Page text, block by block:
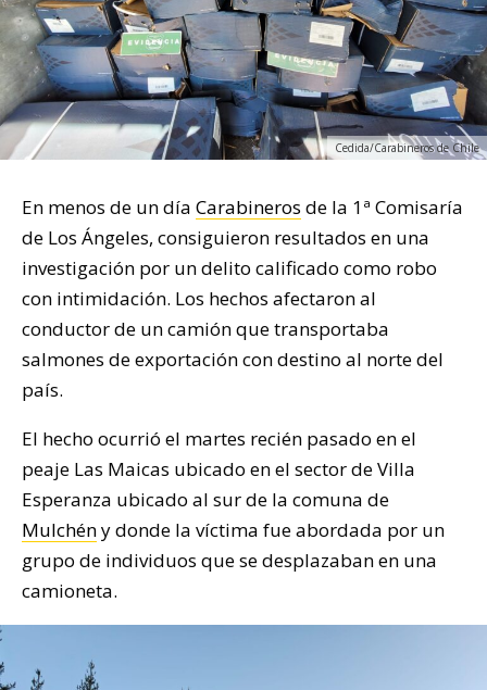
Cedida/Carabineros de Chile
En menos de un día Carabineros de la 1ª Comisaría
de Los Ángeles, consiguieron resultados en una
investigación por un delito calificado como robo
con intimidación. Los hechos afectaron al
conductor de un camión que transportaba
salmones de exportación con destino al norte del
país.
El hecho ocurrió el martes recién pasado en el
peaje Las Maicas ubicado en el sector de Villa
Esperanza ubicado al sur de la comuna de
Mulchény donde la víctima fue abordada por un
grupo de individuos que se desplazaban en una
camioneta.